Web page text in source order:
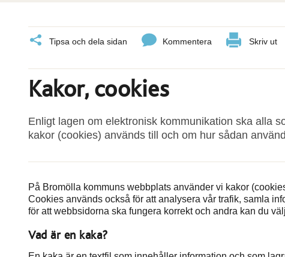
Tipsa och dela sidan Kommentera Skriv ut
Kakor, cookies
Enligt lagen om elektronisk kommunikation ska alla
kakor (cookies) används till och om hur sådan
På Bromölla kommuns webbplats använder vi kakor
Cookies används också för att analysera vår trafik, samla
för att webbsidorna ska fungera korrekt och andra kan du
Vad är en kaka?